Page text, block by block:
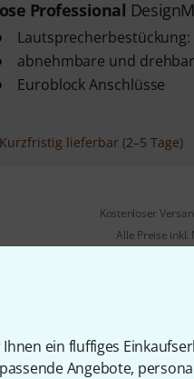
ein fluffiges
Angebote,
Professional
Lautsprecherbestückung:
abnehmbare und
Euroblock Anschlüsse
Kurzfristig lieferbar (2–5 Tage)
Kostenloser
Alle Preise inkl.